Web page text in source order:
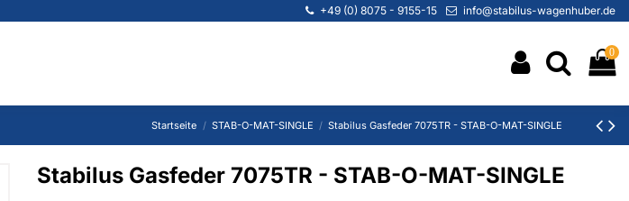
+49 (0) 8075 - 9155-15 info@stabilus-wagenhuber.de
0
Startseite STAB-O-MAT-SINGLE Stabilus Gasfeder 7075TR - STAB-O-MAT-SINGLE
Stabilus Gasfeder 7075TR - STAB-O-MAT-SINGLE